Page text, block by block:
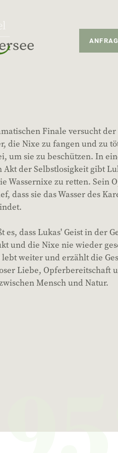
Finale versucht der
die Nixe zu fangen und zu
um sie zu beschützen. In
der Selbstlosigkeit gibt
Wassernixe zu retten. Sein
dass sie das Wasser des
es, dass Lukas' Geist in der
und die Nixe nie wieder
weiter und erzählt die
Liebe, Opferbereitschaft
Mensch und Natur.